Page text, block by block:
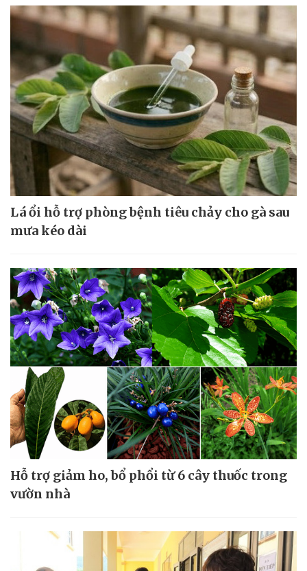
Lá ổi hỗ trợ phòng bệnh tiêu chảy cho gà sau
mưa kéo dài
Hỗ trợ giảm ho, bổ phổi từ 6 cây thuốc trong
vườn nhà